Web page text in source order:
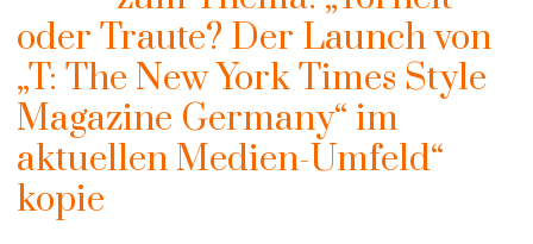
oder Traute? Der Launch von
„T: The New York Times Style
Magazine Germany“ im
aktuellen Medien-Umfeld“
kopie